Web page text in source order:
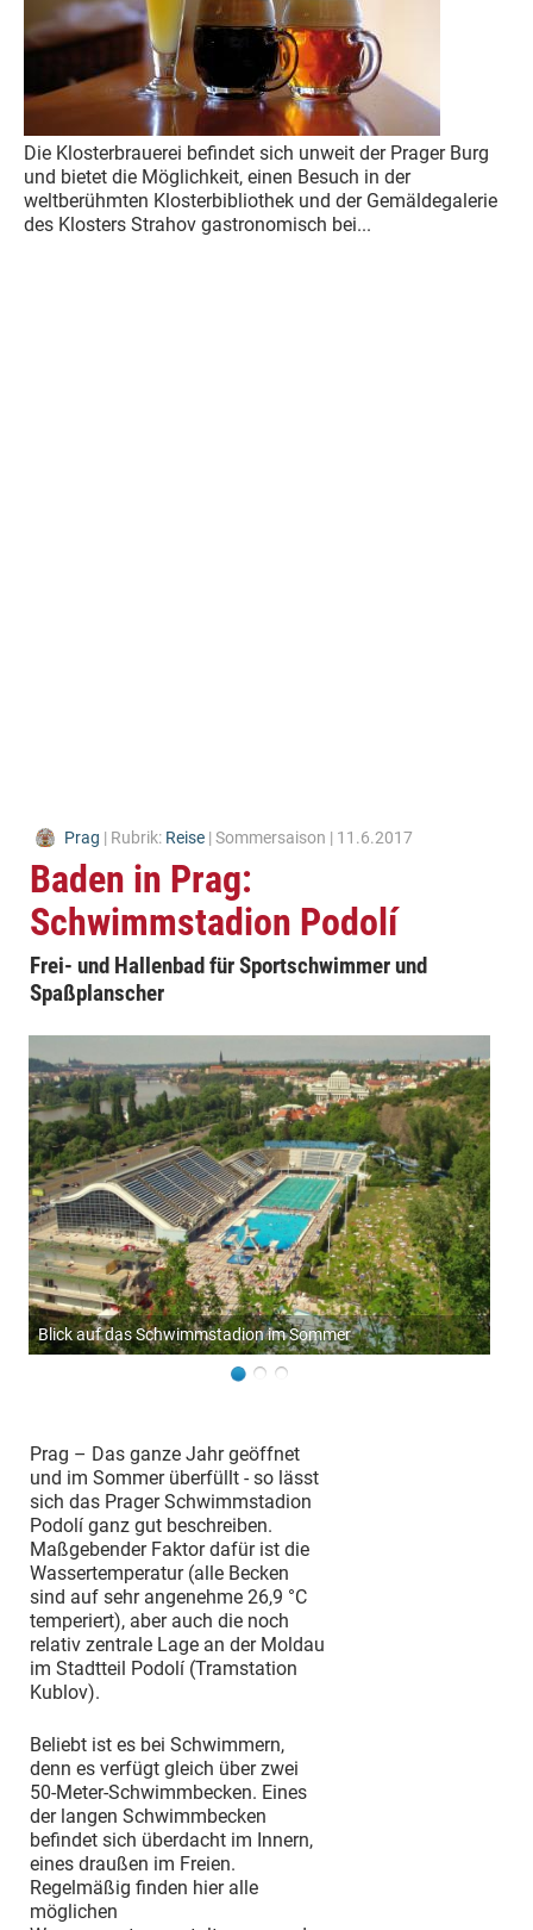
Die Klosterbrauerei befindet sich unweit der Prager Burg
und bietet die Möglichkeit, einen Besuch in der
weltberühmten Klosterbibliothek und der Gemäldegalerie
des Klosters Strahov gastronomisch bei...
Prag | Rubrik: Reise | Sommersaison | 11.6.2017
Baden in Prag:
Schwimmstadion Podolí
Frei- und Hallenbad für Sportschwimmer und
Spaßplanscher
Blick auf das Schwimmstadion im Sommer
Prag – Das ganze Jahr geöffnet
und im Sommer überfüllt - so lässt
sich das Prager Schwimmstadion
Podolí ganz gut beschreiben.
Maßgebender Faktor dafür ist die
Wassertemperatur (alle Becken
sind auf sehr angenehme 26,9 °C
temperiert), aber auch die noch
relativ zentrale Lage an der Moldau
im Stadtteil Podolí (Tramstation
Kublov).
Beliebt ist es bei Schwimmern,
denn es verfügt gleich über zwei
50-Meter-Schwimmbecken. Eines
der langen Schwimmbecken
befindet sich überdacht im Innern,
eines draußen im Freien.
Regelmäßig finden hier alle
möglichen